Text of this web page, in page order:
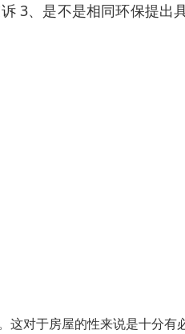
3、是不是相同环保提出
这对于房屋的性来说是十分有